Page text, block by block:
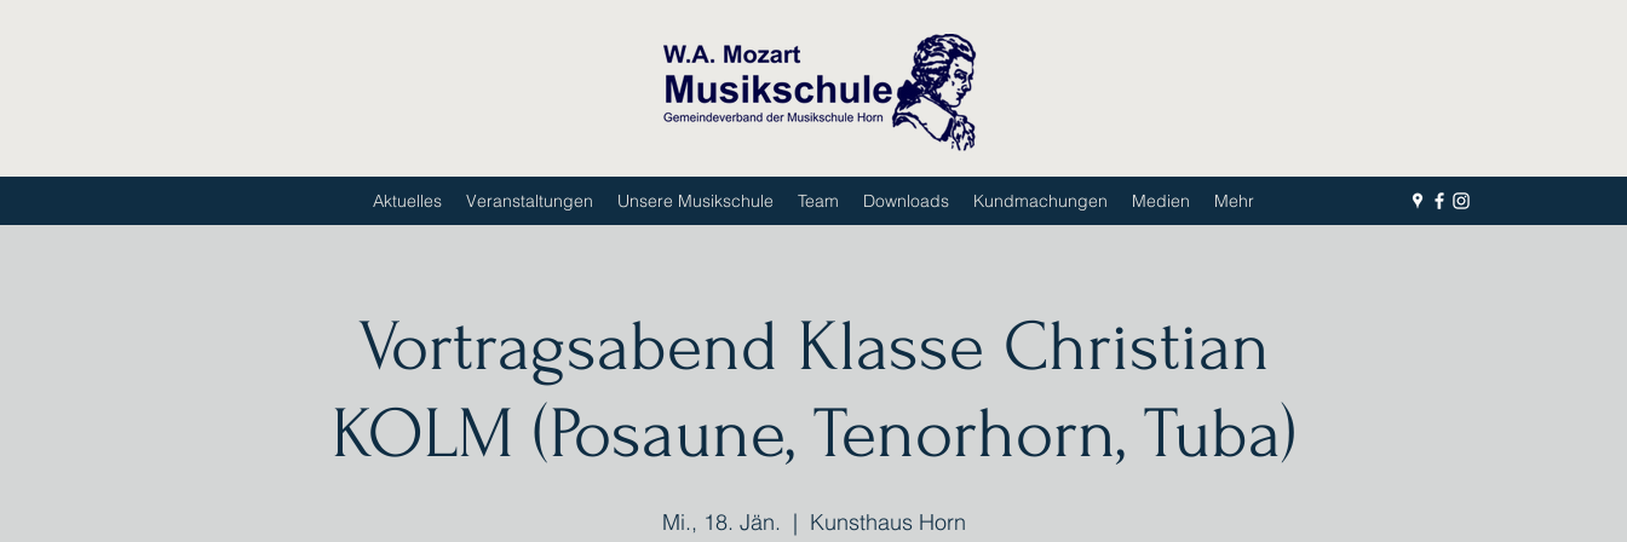
Aktuelles Veranstaltungen Unsere Musikschule Team Downloads Kundmachungen Medien Mehr
Vortragsabend Klasse Christian
KOLM (Posaune, Tenorhorn, Tuba)
Mi., 18. Jän.
  |
Kunsthaus Horn